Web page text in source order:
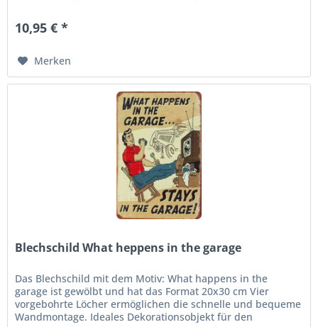
10,95 € *
Merken
Blechschild What heppens in the garage
Das Blechschild mit dem Motiv: What happens in the
garage ist gewölbt und hat das Format 20x30 cm Vier
vorgebohrte Löcher ermöglichen die schnelle und bequeme
Wandmontage. Ideales Dekorationsobjekt für den